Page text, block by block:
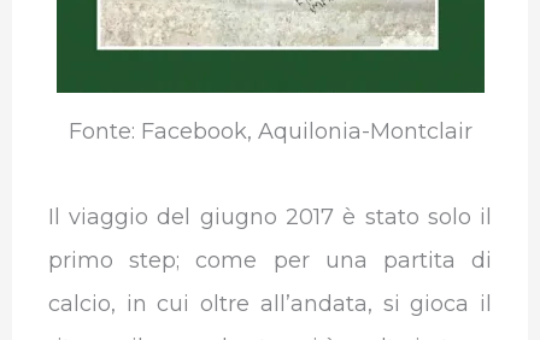
Fonte: Facebook, Aquilonia-Montclair
Il viaggio del giugno 2017 è stato solo il
primo step; come per una partita di
calcio, in cui oltre all’andata, si gioca il